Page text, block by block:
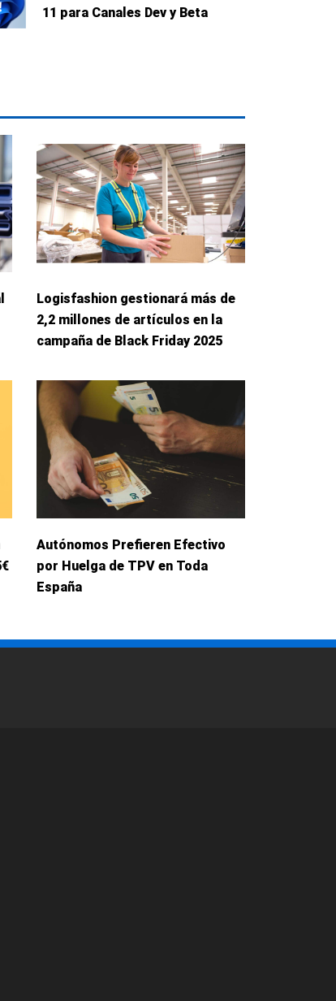
11 para Canales Dev y Beta
Logisfashion gestionará más de
2,2 millones de artículos en la
campaña de Black Friday 2025
Autónomos Prefieren Efectivo
por Huelga de TPV en Toda
España